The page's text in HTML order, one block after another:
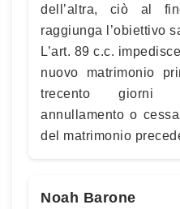
dell’altra, ciò al
raggiunga l’obiettivo
L’art. 89 c.c.
nuovo matrimonio
trecento giorni
annullamento o
del matrimonio
Noah Barone